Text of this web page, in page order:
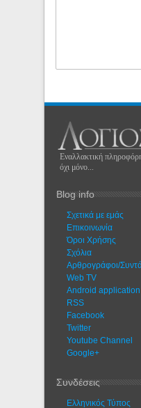
Εναλλακτική
όχι μόνο...
Blog info
Σχετικά με εμάς
Eπικοινωνία
Όροι Χρήσης
Σχόλια
Αρθρογράφοι/
Web TV
Android application
RSS
Facebook
Twitter
Youtube Channel
Google+
Συνδέσεις
Ελληνικός Τύπος